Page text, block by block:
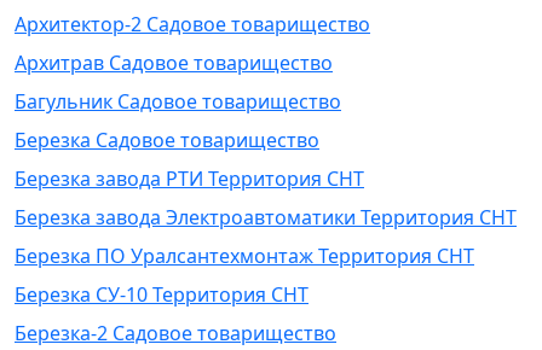
Архитектор-2 Садовое товарищество
Архитрав Садовое товарищество
Багульник Садовое товарищество
Березка Садовое товарищество
Березка завода РТИ Территория СНТ
Березка завода Электроавтоматики Территория СНТ
Березка ПО Уралсантехмонтаж Территория СНТ
Березка СУ-10 Территория СНТ
Березка-2 Садовое товарищество